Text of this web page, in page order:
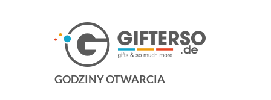
GODZINY OTWARCIA